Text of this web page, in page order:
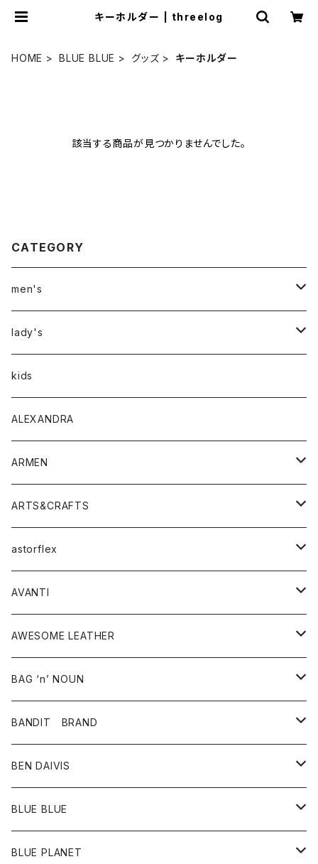
キーホルダー | threelog
HOME BLUE BLUE グッズ キーホルダー
該当する商品が見つかりませんでした。
CATEGORY
men's
アウター
トップス
Tシャツ
シャツ
ボトムス
lady's
アウター
トップス
Tシャツ・カットソー
シャツ・ブラウス
ボトムス
パンツ
スカート
ワンピース・オールインワン
バッグ
シューズ
アクセサリー
その他雑貨
kids
ALEXANDRA
ARMEN
アウター
コート
ジャケット
トップス
ベスト
シャツ
ワンピース
ボトム
スカート
パンツ
グッズ
靴
ARTS&CRAFTS
アクセサリー
ウォレット
バッグ
astorflex
グッズ
靴
AVANTI
シャツ
AWESOME LEATHER
アウター
革ジャケット
BAG ‘n’ NOUN
アクセサリー
バッグ
ポーチ
BANDIT BRAND
トップス
Ｔシャツ
BEN DAIVIS
ポトム
パンツ
BLUE BLUE
アウター
BLUE PLANET